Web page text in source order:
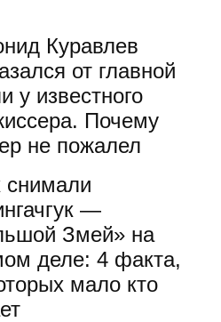
Куравлев
от главной
у известного
Почему
не пожалел
снимали
—
Змей» на
деле: 4 факта,
мало кто